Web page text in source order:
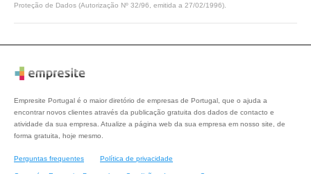
Proteção de Dados (Autorização Nº 32/96, emitida a 27/02/1996).
Empresite Portugal é o maior diretório de empresas de Portugal, que o ajuda a
encontrar novos clientes através da publicação gratuita dos dados de contacto e
atividade da sua empresa. Atualize a página web da sua empresa em nosso site, de
forma gratuita, hoje mesmo.
Perguntas frequentes Política de privacidade